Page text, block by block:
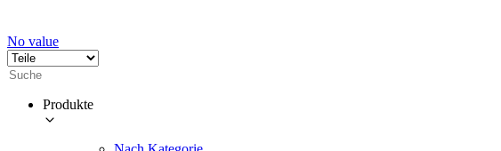
No value
Produkte